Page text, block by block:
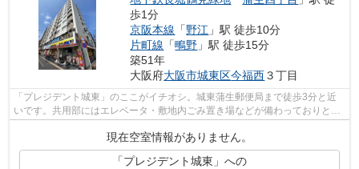
歩1分
京阪本線 「野江 」駅 徒歩10分
片町線 「鴫野 」駅 徒歩15分
築51年
大阪府大阪市城東区今福西３丁目
「プレジデント城東」のここがイチオシ。城東蒲生郵便局まで徒歩3分と近
いです。共用部にはエレベータ・敷地内ごみ置き場などが備わっておりとて
現在空室情報がありません。
「プレジデント城東」への